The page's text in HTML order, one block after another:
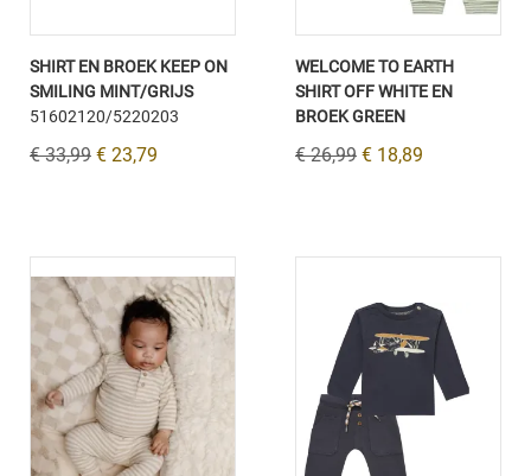
SHIRT EN BROEK KEEP ON
SMILING MINT/GRIJS
51602120/5220203
€ 33,99 € 23,79
WELCOME TO EARTH
SHIRT OFF WHITE EN
BROEK GREEN
€ 26,99 € 18,89